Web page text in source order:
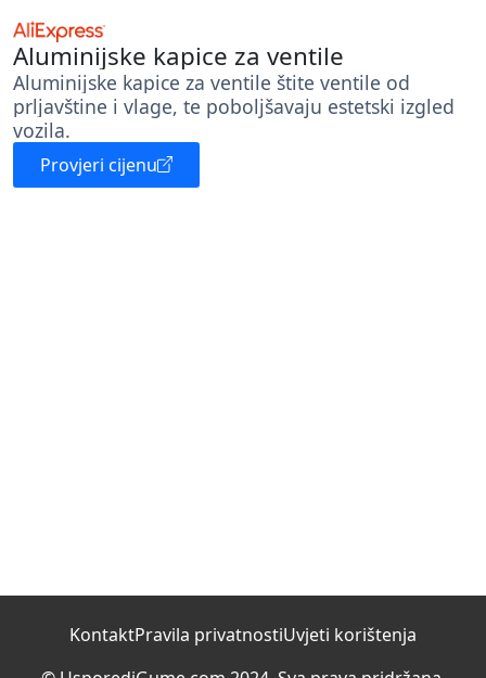
Aluminijske kapice za ventile
Aluminijske kapice za ventile štite ventile od
prljavštine i vlage, te poboljšavaju estetski izgled
vozila.
Provjeri cijenu
KontaktPravila privatnostiUvjeti korištenja